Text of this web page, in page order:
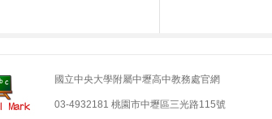
國立中央大學附屬中壢高中教務處官網
03-4932181 桃園市中壢區三光路115號